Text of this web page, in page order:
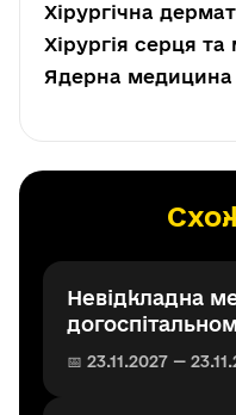
Хірургічна
Хірургія серця
Ядерна медицина
Невідкладна
📅 23.11.2027 —